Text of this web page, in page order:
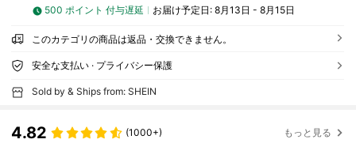
500 ポイント 付与遅延 お届け予定日: 8月13日 - 8月15日
このカテゴリの商品は返品・交換できません。
安全な支払い · プライバシー保護
Sold by & Ships from: SHEIN
4.82 (1000+) もっと見る